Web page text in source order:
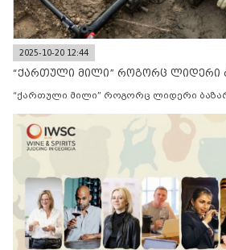
2025-10-20 12:44
“ქართული მილი” როგორც ლიდერი
“ქართული მილი” როგორც ლიდერი